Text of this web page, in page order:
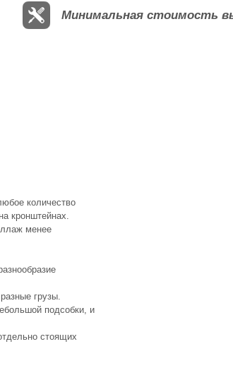
Минимальная стоимость
количество
кронштейнах.
менее
грузы.
подсобки, и
стоящих